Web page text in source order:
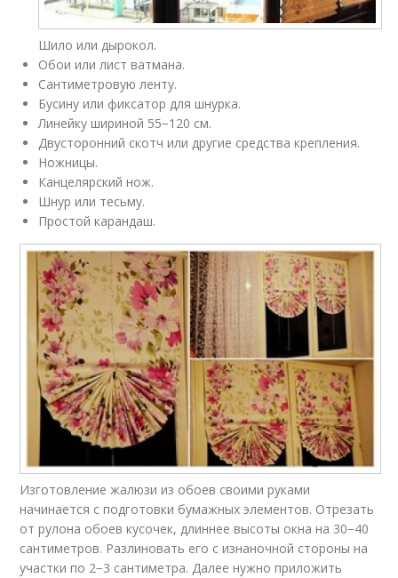
Шило или дырокол.
Обои или лист ватмана.
Сантиметровую ленту.
Бусину или фиксатор для шнурка.
Линейку шириной 55−120 см.
Двусторонний скотч или другие средства крепления.
Ножницы.
Канцелярский нож.
Шнур или тесьму.
Простой карандаш.
Изготовление жалюзи из обоев своими руками
начинается с подготовки бумажных элементов. Отрезать
от рулона обоев кусочек, длиннее высоты окна на 30−40
сантиметров. Разлиновать его с изнаночной стороны на
участки по 2−3 сантиметра. Далее нужно приложить